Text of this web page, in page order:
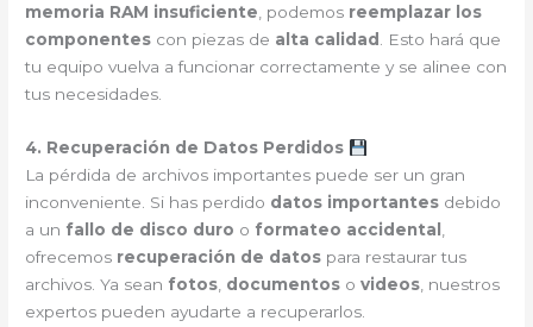
memoria RAM insuficiente, podemos reemplazar los
componentes con piezas de alta calidad . Esto hará que
tu equipo vuelva a funcionar correctamente y se alinee con
tus necesidades.
4. Recuperación de Datos Perdidos
La pérdida de archivos importantes puede ser un gran
inconveniente. Si has perdido datos importantes debido
a un fallo de disco duro o formateo accidental ,
ofrecemos recuperación de datos para restaurar tus
archivos. Ya sean fotos, documentos ovideos, nuestros
expertos pueden ayudarte a recuperarlos.